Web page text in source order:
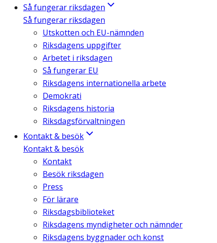
Så fungerar riksdagen
Så fungerar riksdagen
Utskotten och EU-nämnden
Riksdagens uppgifter
Arbetet i riksdagen
Så fungerar EU
Riksdagens internationella arbete
Demokrati
Riksdagens historia
Riksdagsförvaltningen
Kontakt & besök
Kontakt & besök
Kontakt
Besök riksdagen
Press
För lärare
Riksdagsbiblioteket
Riksdagens myndigheter och nämnder
Riksdagens byggnader och konst